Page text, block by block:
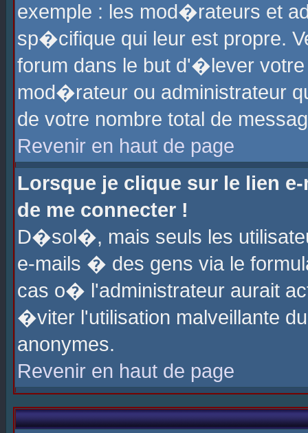
exemple : les mod�rateurs et
sp�cifique qui leur est propre.
forum dans le but d'�lever
mod�rateur ou administrateur
de votre nombre total de
Revenir en haut de page
Lorsque je clique sur le lien
de me connecter !
D�sol�, mais seuls les
e-mails � des gens via le
cas o� l'administrateur aurait
�viter l'utilisation malveillante
anonymes.
Revenir en haut de page